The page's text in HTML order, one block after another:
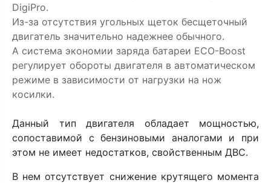
DigiPro.
Из-за отсутствия угольных щеток бесщеточный
двигатель значительно надежнее обычного.
А система экономии заряда батареи ECO-Boost
регулирует обороты двигателя в автоматическом
режиме в зависимости от нагрузки на нож
косилки.
Данный тип двигателя обладает мощностью,
сопоставимой с бензиновыми аналогами и при
этом не имеет недостатков, свойственным ДВС.
В нем отсутствует снижение крутящего момента